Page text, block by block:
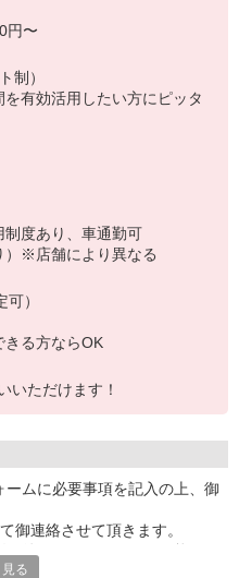
環境です。
期間だけ働きたい
で家事や育児と両立可能
午後は自由時間！
間で無理なくお仕事
円〜
制）
有効活用したい方にピッタ
度あり、車通勤可
）※店舗により異なる
）
る方ならOK
いただけます！
ムに必要事項を記入の上、御
御連絡させて頂きます。
る